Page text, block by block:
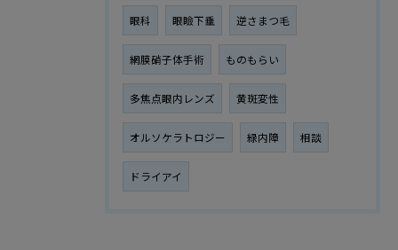
眼科 眼瞼下垂 逆さまつ毛
網膜硝子体手術 ものもらい
多焦点眼内レンズ 黄斑変性
オルソケラトロジー 緑内障 相談
ドライアイ